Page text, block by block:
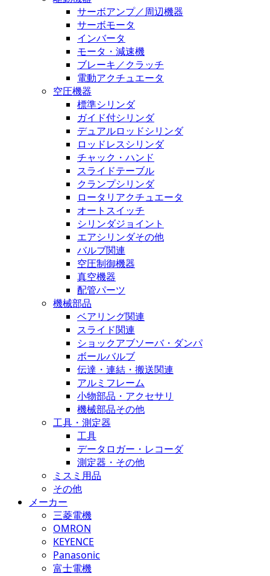
サーボアンプ／周辺機器
サーボモータ
インバータ
モータ・減速機
ブレーキ／クラッチ
電動アクチュエータ
空圧機器
標準シリンダ
ガイド付シリンダ
デュアルロッドシリンダ
ロッドレスシリンダ
チャック・ハンド
スライドテーブル
クランプシリンダ
ロータリアクチュエータ
オートスイッチ
シリンダジョイント
エアシリンダその他
バルブ関連
空圧制御機器
真空機器
配管パーツ
機械部品
ベアリング関連
スライド関連
ショックアブソーバ・ダンパ
ボールバルブ
伝達・連結・搬送関連
アルミフレーム
小物部品・アクセサリ
機械部品その他
工具・測定器
工具
データロガー・レコーダ
測定器・その他
ミスミ用品
その他
メーカー
三菱電機
OMRON
KEYENCE
Panasonic
富士電機